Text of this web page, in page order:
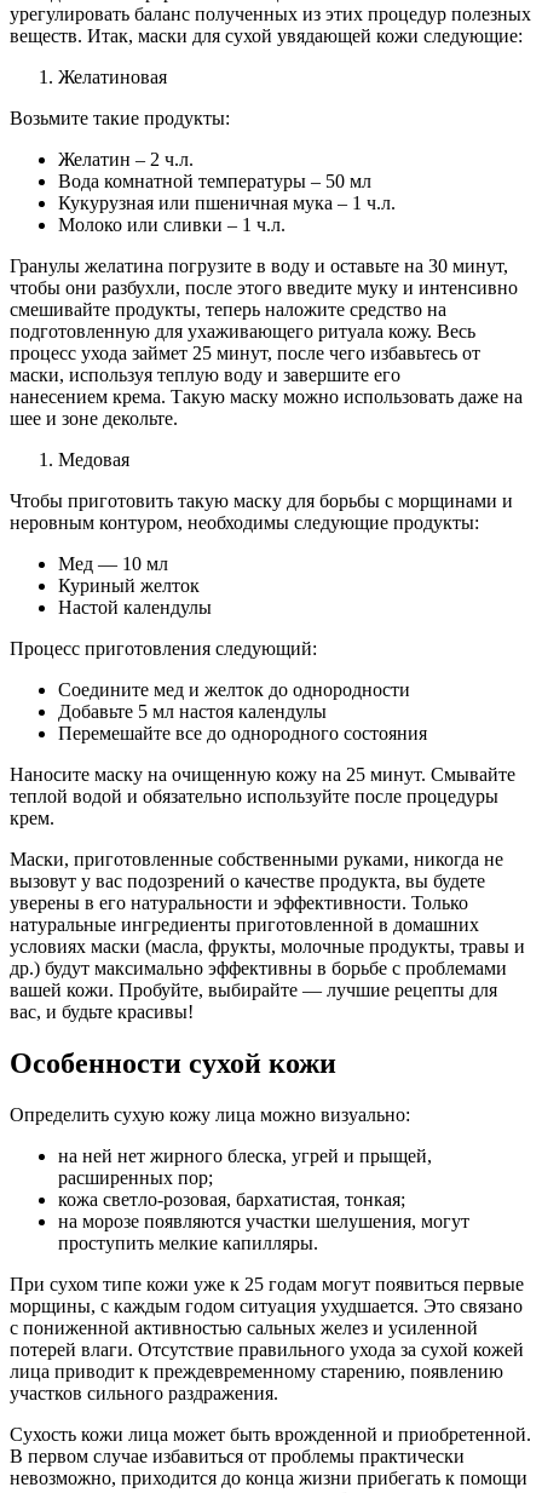
урегулировать баланс полученных из этих процедур полезных
веществ. Итак, маски для сухой увядающей кожи следующие:
Желатиновая
Возьмите такие продукты:
Желатин – 2 ч.л.
Вода комнатной температуры – 50 мл
Кукурузная или пшеничная мука – 1 ч.л.
Молоко или сливки – 1 ч.л.
Гранулы желатина погрузите в воду и оставьте на 30 минут,
чтобы они разбухли, после этого введите муку и интенсивно
смешивайте продукты, теперь наложите средство на
подготовленную для ухаживающего ритуала кожу. Весь
процесс ухода займет 25 минут, после чего избавьтесь от
маски, используя теплую воду и завершите его
нанесением крема. Такую маску можно использовать даже на
шее и зоне декольте.
Медовая
Чтобы приготовить такую маску для борьбы с морщинами и
неровным контуром, необходимы следующие продукты:
Мед — 10 мл
Куриный желток
Настой календулы
Процесс приготовления следующий:
Соедините мед и желток до однородности
Добавьте 5 мл настоя календулы
Перемешайте все до однородного состояния
Наносите маску на очищенную кожу на 25 минут. Смывайте
теплой водой и обязательно используйте после процедуры
крем.
Маски, приготовленные собственными руками, никогда не
вызовут у вас подозрений о качестве продукта, вы будете
уверены в его натуральности и эффективности. Только
натуральные ингредиенты приготовленной в домашних
условиях маски (масла, фрукты, молочные продукты, травы и
др.) будут максимально эффективны в борьбе с проблемами
вашей кожи. Пробуйте, выбирайте — лучшие рецепты для
вас, и будьте красивы!
Особенности сухой кожи
Определить сухую кожу лица можно визуально:
на ней нет жирного блеска, угрей и прыщей,
расширенных пор;
кожа светло-розовая, бархатистая, тонкая;
на морозе появляются участки шелушения, могут
проступить мелкие капилляры.
При сухом типе кожи уже к 25 годам могут появиться первые
морщины, с каждым годом ситуация ухудшается. Это связано
с пониженной активностью сальных желез и усиленной
потерей влаги. Отсутствие правильного ухода за сухой кожей
лица приводит к преждевременному старению, появлению
участков сильного раздражения.
Сухость кожи лица может быть врожденной и приобретенной.
В первом случае избавиться от проблемы практически
невозможно, приходится до конца жизни прибегать к помощи